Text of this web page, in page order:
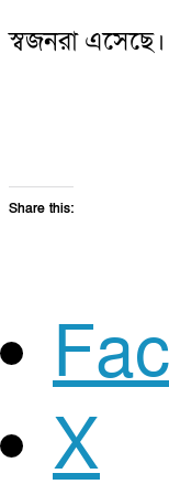
স্বজনরা এসেছে।
Share this:
X